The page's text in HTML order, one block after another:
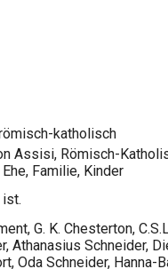
katholisch
Assisi, Römisch-
Familie, Kinder
G. K. Chesterton,
Athanasius Schneider,
Oda Schneider, Hanna-